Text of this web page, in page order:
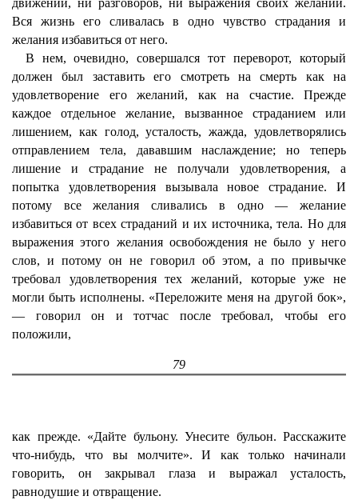
движений, ни разговоров, ни выражения своих желаний.
Вся жизнь его сливалась в одно чувство страдания и
желания избавиться от него.
В нем, очевидно, совершался тот переворот, который
должен был заставить его смотреть на смерть как на
удовлетворение его желаний, как на счастие. Прежде
каждое отдельное желание, вызванное страданием или
лишением, как голод, усталость, жажда, удовлетворялись
отправлением тела, дававшим наслаждение; но теперь
лишение и страдание не получали удовлетворения, а
попытка удовлетворения вызывала новое страдание. И
потому все желания сливались в одно — желание
избавиться от всех страданий и их источника, тела. Но для
выражения этого желания освобождения не было у него
слов, и потому он не говорил об этом, а по привычке
требовал удовлетворения тех желаний, которые уже не
могли быть исполнены. «Переложите меня на другой бок»,
— говорил он и тотчас после требовал, чтобы его
положили,
79
как прежде. «Дайте бульону. Унесите бульон. Расскажите
что-нибудь, что вы молчите». И как только начинали
говорить, он закрывал глаза и выражал усталость,
равнодушие и отвращение.